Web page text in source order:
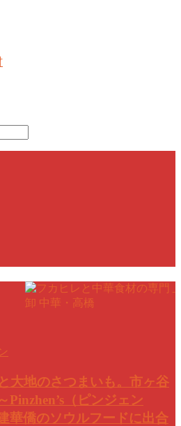
大地のさつまいも。市ヶ谷
Pinzhen’s（ピンジェン
華僑のソウルフードに出合